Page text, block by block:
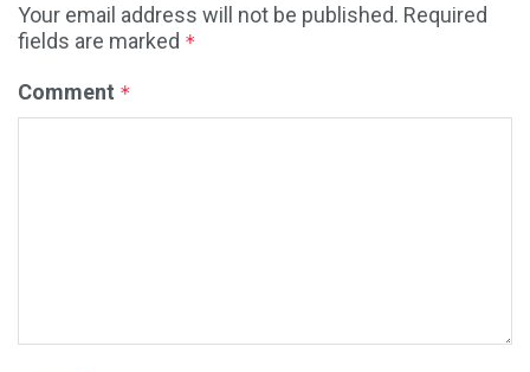
Your email address will not be published. Required
fields are marked *
Comment *